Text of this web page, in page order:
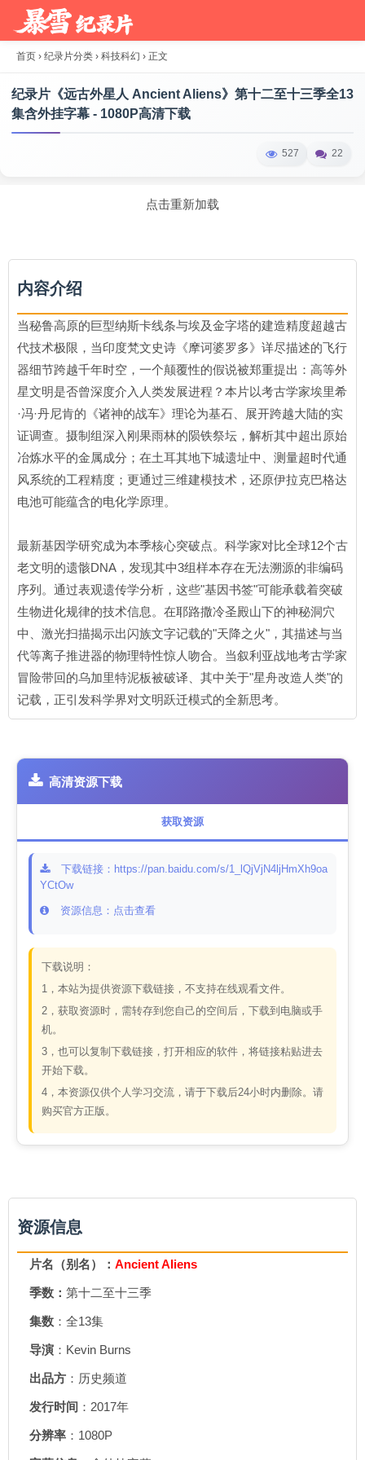
首页 › 纪录片分类 › 科技科幻 › 正文
纪录片《远古外星人 Ancient Aliens》第十二至十三季全13
集含外挂字幕 - 1080P高清下载
527 22
点击重新加载
内容介绍
当秘鲁高原的巨型纳斯卡线条与埃及金字塔的建造精度超越古
代技术极限，当印度梵文史诗《摩诃婆罗多》详尽描述的飞行
器细节跨越千年时空，一个颠覆性的假说被郑重提出：高等外
星文明是否曾深度介入人类发展进程？本片以考古学家埃里希
·冯·丹尼肯的《诸神的战车》理论为基石、展开跨越大陆的实
证调查。摄制组深入刚果雨林的陨铁祭坛，解析其中超出原始
冶炼水平的金属成分；在土耳其地下城遗址中、测量超时代通
风系统的工程精度；更通过三维建模技术，还原伊拉克巴格达
电池可能蕴含的电化学原理。
最新基因学研究成为本季核心突破点。科学家对比全球12个古
老文明的遗骸DNA，发现其中3组样本存在无法溯源的非编码
序列。通过表观遗传学分析，这些"基因书签"可能承载着突破
生物进化规律的技术信息。在耶路撒冷圣殿山下的神秘洞穴
中、激光扫描揭示出闪族文字记载的"天降之火"，其描述与当
代等离子推进器的物理特性惊人吻合。当叙利亚战地考古学家
冒险带回的乌加里特泥板被破译、其中关于"星舟改造人类"的
记载，正引发科学界对文明跃迁模式的全新思考。
高清资源下载
获取资源
下载链接：https://pan.baidu.com/s/1_lQjVjN4ljHmXh9oa
YCtOw
资源信息：点击查看
下载说明：
1，本站为提供资源下载链接，不支持在线观看文件。
2，获取资源时，需转存到您自己的空间后，下载到电脑或手
机。
3，也可以复制下载链接，打开相应的软件，将链接粘贴进去
开始下载。
4，本资源仅供个人学习交流，请于下载后24小时内删除。请
购买官方正版。
资源信息
片名（别名）： Ancient Aliens
季数： 第十二至十三季
集数 ：全13集
导演 ：Kevin Burns
出品方 ：历史频道
发行时间 ：2017年
分辨率 ：1080P